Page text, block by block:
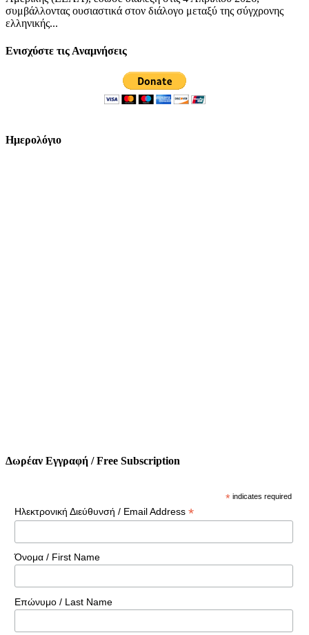
συμβάλλοντας ουσιαστικά στον διάλογο μεταξύ της σύγχρονης
ελληνικής...
Ενισχύστε τις Αναμνήσεις
Ημερολόγιο
Δωρέαν Εγγραφή / Free Subscription
* indicates required
Ηλεκτρονική Διεύθυνσή / Email Address *
Όνομα / First Name
Επώνυμο / Last Name